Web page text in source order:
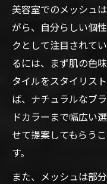
美容室でのメッシュ
がら、自分らしい個
クとして注目されて
るには、まず肌の色
タイルをスタイリス
ば、ナチュラルなブ
ドカラーまで幅広い
せて提案してもらう
す。
また、メッシュは部